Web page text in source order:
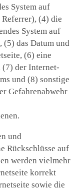
System auf
Referrer), (4) die
System auf
(5) das Datum und
(6) eine
der Internet-
und (8) sonstige
Gefahrenabwehr
und
Rückschlüsse auf
werden vielmehr
korrekt
sowie die